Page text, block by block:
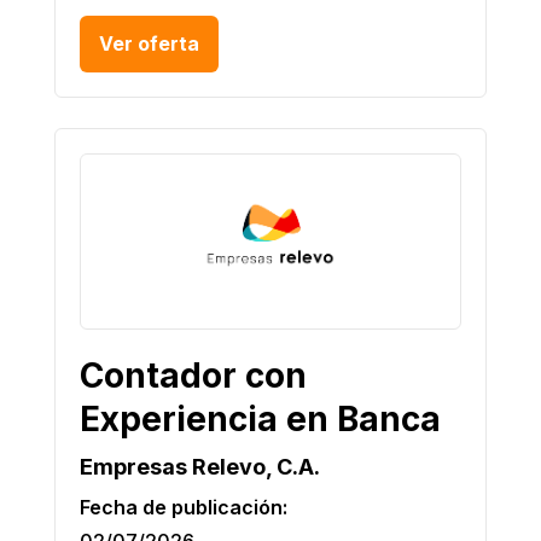
Ver oferta
Contador con
Experiencia en Banca
Empresas Relevo, C.A.
Fecha de publicación: